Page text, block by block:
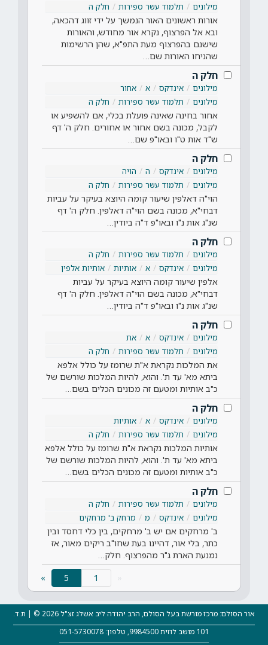
מילונים
תלמוד עשר ספירות חלק ה
אורות ראשונים האור הנמשך על ידי זווג דהכאה,
ובא אל הפרצוף, נקרא אור מחודש, והאורות
שישנם בהפרצוף מעת התפ"א, שהן הרשימות
שהניחו האורות שם…
חלק ה
מילונים אינדקס א
אחור
מילונים
תלמוד עשר ספירות חלק ה
אחור בחינה שאינה פועלת בכלי, אם להשפיע או
לקבל, מכונה בשם אחור או אחורים. חלק ה' דף
ש"ד אות ט"ו ובאו"פ שם…
חלק ה
מילונים אינדקס ה
הויה
מילונים
תלמוד עשר ספירות חלק ה
הוי"ה דאלפין שיעור קומה היוצא בעיקר על עביות
דבחי"א, מכונה בשם הוי"ה דאלפין. חלק ה' דף
שנ"ג אות נ"ו ובאו"פ ד"ה ביודין…
חלק ה
מילונים תלמוד עשר ספירות
חלק ה
מילונים
אינדקס א אותיות אותיות אלפין
אלפין שיעור קומה היוצא בעיקר על עביות
דבחי"א, מכונה בשם הוי"ה דאלפין. חלק ה' דף
שנ"ג אות נ"ו ובאו"פ ד"ה ביודין…
חלק ה
מילונים אינדקס א
את
מילונים
תלמוד עשר ספירות חלק ה
את המלכות נקראת א"ת שרומז על כולל אלפא
ביתא מא' עד ת'. והוא, להיות המלכות שורשם של
כ"ב אותיות ומטעם זה מכונים הכלים בשם…
חלק ה
מילונים אינדקס א
אותיות
מילונים
תלמוד עשר ספירות חלק ה
אותיות המלכות נקראת א"ת שרומז על כולל אלפא
ביתא מא' עד ת'. והוא, להיות המלכות שורשם של
כ"ב אותיות ומטעם זה מכונים הכלים בשם…
חלק ה
מילונים תלמוד עשר ספירות
חלק ה
מילונים
אינדקס מ מרחק ב' מרחקים
ב' מרחקים אם יש ב' מרחקים, בין כלי דחסד ובין
כתר, בלי אור, דהיינו בעת שחו"ב ריקים מאור, אז
נמנעת הארת ג"ר מהפרצוף. חלק…
5
»
אור הסולם: מרכז מורשת בעל הסולם, הרב יהודה ליב אשלג זצ"ל 2026 © | ת.ד.
101 מושב לוזית 9984500, טלפון: 051-5730078